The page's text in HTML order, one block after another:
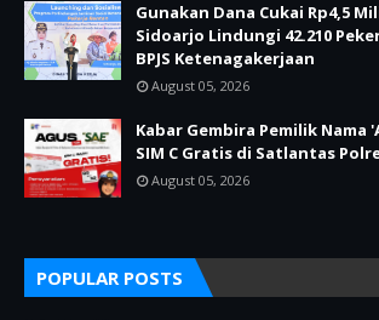
Gunakan Dana Cukai Rp4,5
Sidoarjo Lindungi 42.210
BPJS Ketenagakerjaan
August 05, 2026
Kabar Gembira Pemilik Nama
SIM C Gratis di Satlantas
August 05, 2026
POPULAR POSTS